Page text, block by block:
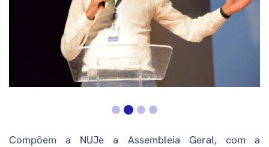
Compõem a NUJe a Assembleia Geral, com a